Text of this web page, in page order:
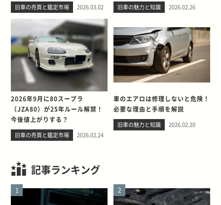
旧車の売買と鑑定市場 2026.03.02 旧車の魅力と知識 2026.02.26
2026年9月に80スープラ
（JZA80）が25年ルール解禁！
今後値上がりする？
旧車の売買と鑑定市場 2026.02.24
車のエアロは修理しないと危険！
必要な理由と手順を解説
旧車の魅力と知識 2026.02.20
記事ランキング
1 2